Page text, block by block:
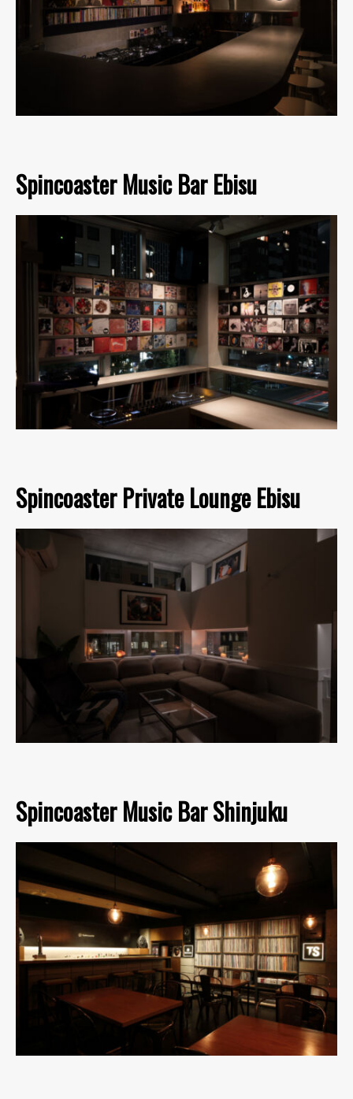
Spincoaster Music Bar Ebisu
Spincoaster Private Lounge Ebisu
Spincoaster Music Bar Shinjuku